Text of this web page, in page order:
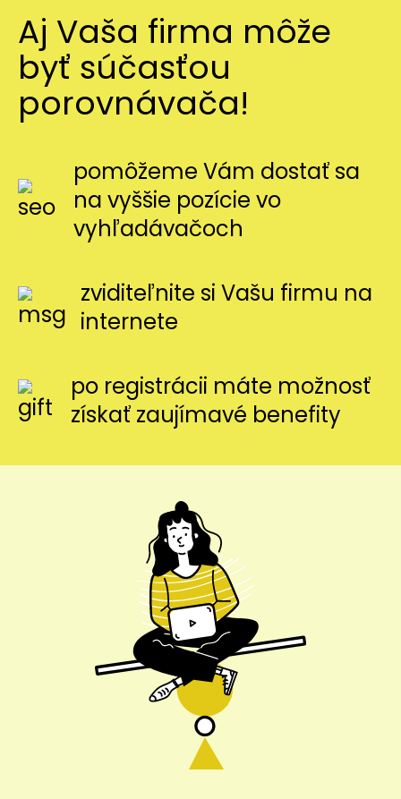
Aj Vaša firma môže
byť súčasťou
porovnávača!
pomôžeme Vám dostať sa
na vyššie pozície vo
vyhľadávačoch
zviditeľnite si Vašu firmu na
internete
po registrácii máte možnosť
získať zaujímavé benefity